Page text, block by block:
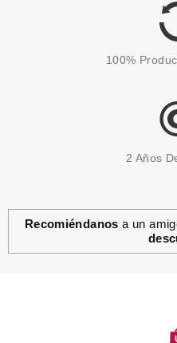
100%
2 Años
Recomiéndanos a un